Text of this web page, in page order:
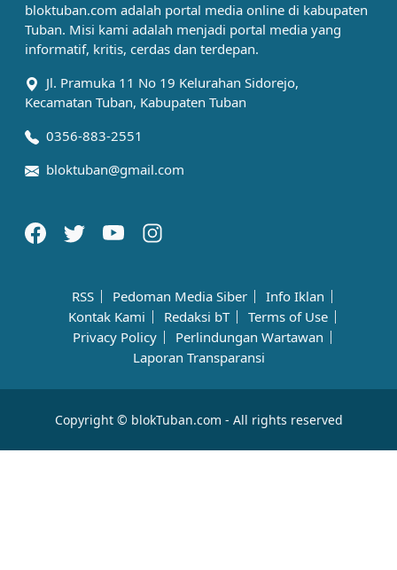
bloktuban.com adalah portal media online di kabupaten
Tuban. Misi kami adalah menjadi portal media yang
informatif, kritis, cerdas dan terdepan.
Jl. Pramuka 11 No 19 Kelurahan Sidorejo,
Kecamatan Tuban, Kabupaten Tuban
0356-883-2551
bloktuban@gmail.com
RSS Pedoman Media Siber
Info Iklan
Kontak Kami
Redaksi bT
Terms of Use
Privacy Policy
Perlindungan Wartawan
Laporan Transparansi
Copyright © blokTuban.com - All rights reserved